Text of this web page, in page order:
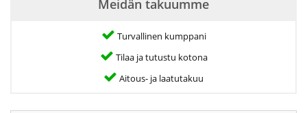
Meidän takuumme
Turvallinen kumppani
Tilaa ja tutustu kotona
Aitous- ja laatutakuu